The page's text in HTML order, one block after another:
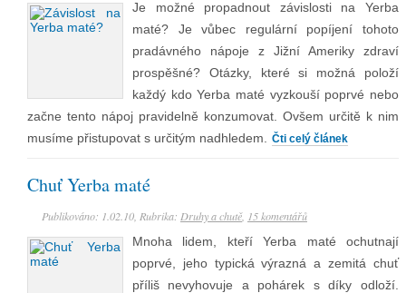
Je možné propadnout závislosti na Yerba
maté? Je vůbec regulární popíjení tohoto
pradávného nápoje z Jižní Ameriky zdraví
prospěšné? Otázky, které si možná položí
každý kdo Yerba maté vyzkouší poprvé nebo
začne tento nápoj pravidelně konzumovat. Ovšem určitě k nim
musíme přistupovat s určitým nadhledem.
Čti celý článek
Chuť Yerba maté
Publikováno: 1.02.10, Rubrika: Druhy a chutě, 15 komentářů
Mnoha lidem, kteří Yerba maté ochutnají
poprvé, jeho typická výrazná a zemitá chuť
příliš nevyhovuje a pohárek s díky odloží.